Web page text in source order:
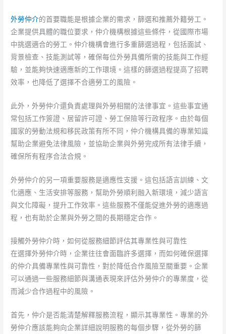
外勞仲介的首要職能是根據企業的需求，篩選和推薦外籍勞工。
企業提供具體的職位要求，仲介機構根據這些條件，從國際市場
中挑選適合的勞工。仲介機構會進行多重篩選過程，包括面試、
背景檢查、技能測試等，確保每位外勞具備所需的技能與工作經
驗，並能夠快速適應新的工作環境。這樣的篩選過程提高了招聘
效率，也降低了選擇不合適勞工的風險。
此外，外勞仲介還負責處理與外勞相關的法律事宜。這些事宜通
常包括工作簽證、居留許可證、勞工保險等行政程序。由於每個
國家的勞動法規和移民政策有所不同，仲介機構具備的專業知識
幫助企業避免法律風險，並協助企業與外勞完成所有法律手續，
確保所有程序合法合規。
外勞仲介的另一項重要服務是適應性支援。這包括語言訓練、文
化適應、生活安排等服務，幫助外勞順利融入新環境，減少語言
與文化障礙，提升工作效率。這些服務不僅能促進外勞的適應過
程，也有助於企業與外勞之間的長期穩定合作。
接觸外勞仲介時，如何從服務細節評估其專業性與可靠性
在選擇外勞仲介時，企業往往會面臨許多選擇，而如何確保選擇
的仲介具備專業性與可靠性，對於降低合作風險至關重要。企業
可以通過一些服務細節與溝通表現來評估外勞仲介的專業度，從
而減少合作過程中的風險。
首先，仲介是否能清楚解釋服務流程，顯示其專業性。專業的外
勞仲介應該能夠向企業詳細說明服務的每個步驟，從外勞的篩